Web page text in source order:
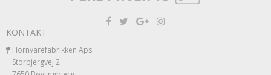
KONTAKT
Hornvarefabrikken Aps
Storbjergvej 2